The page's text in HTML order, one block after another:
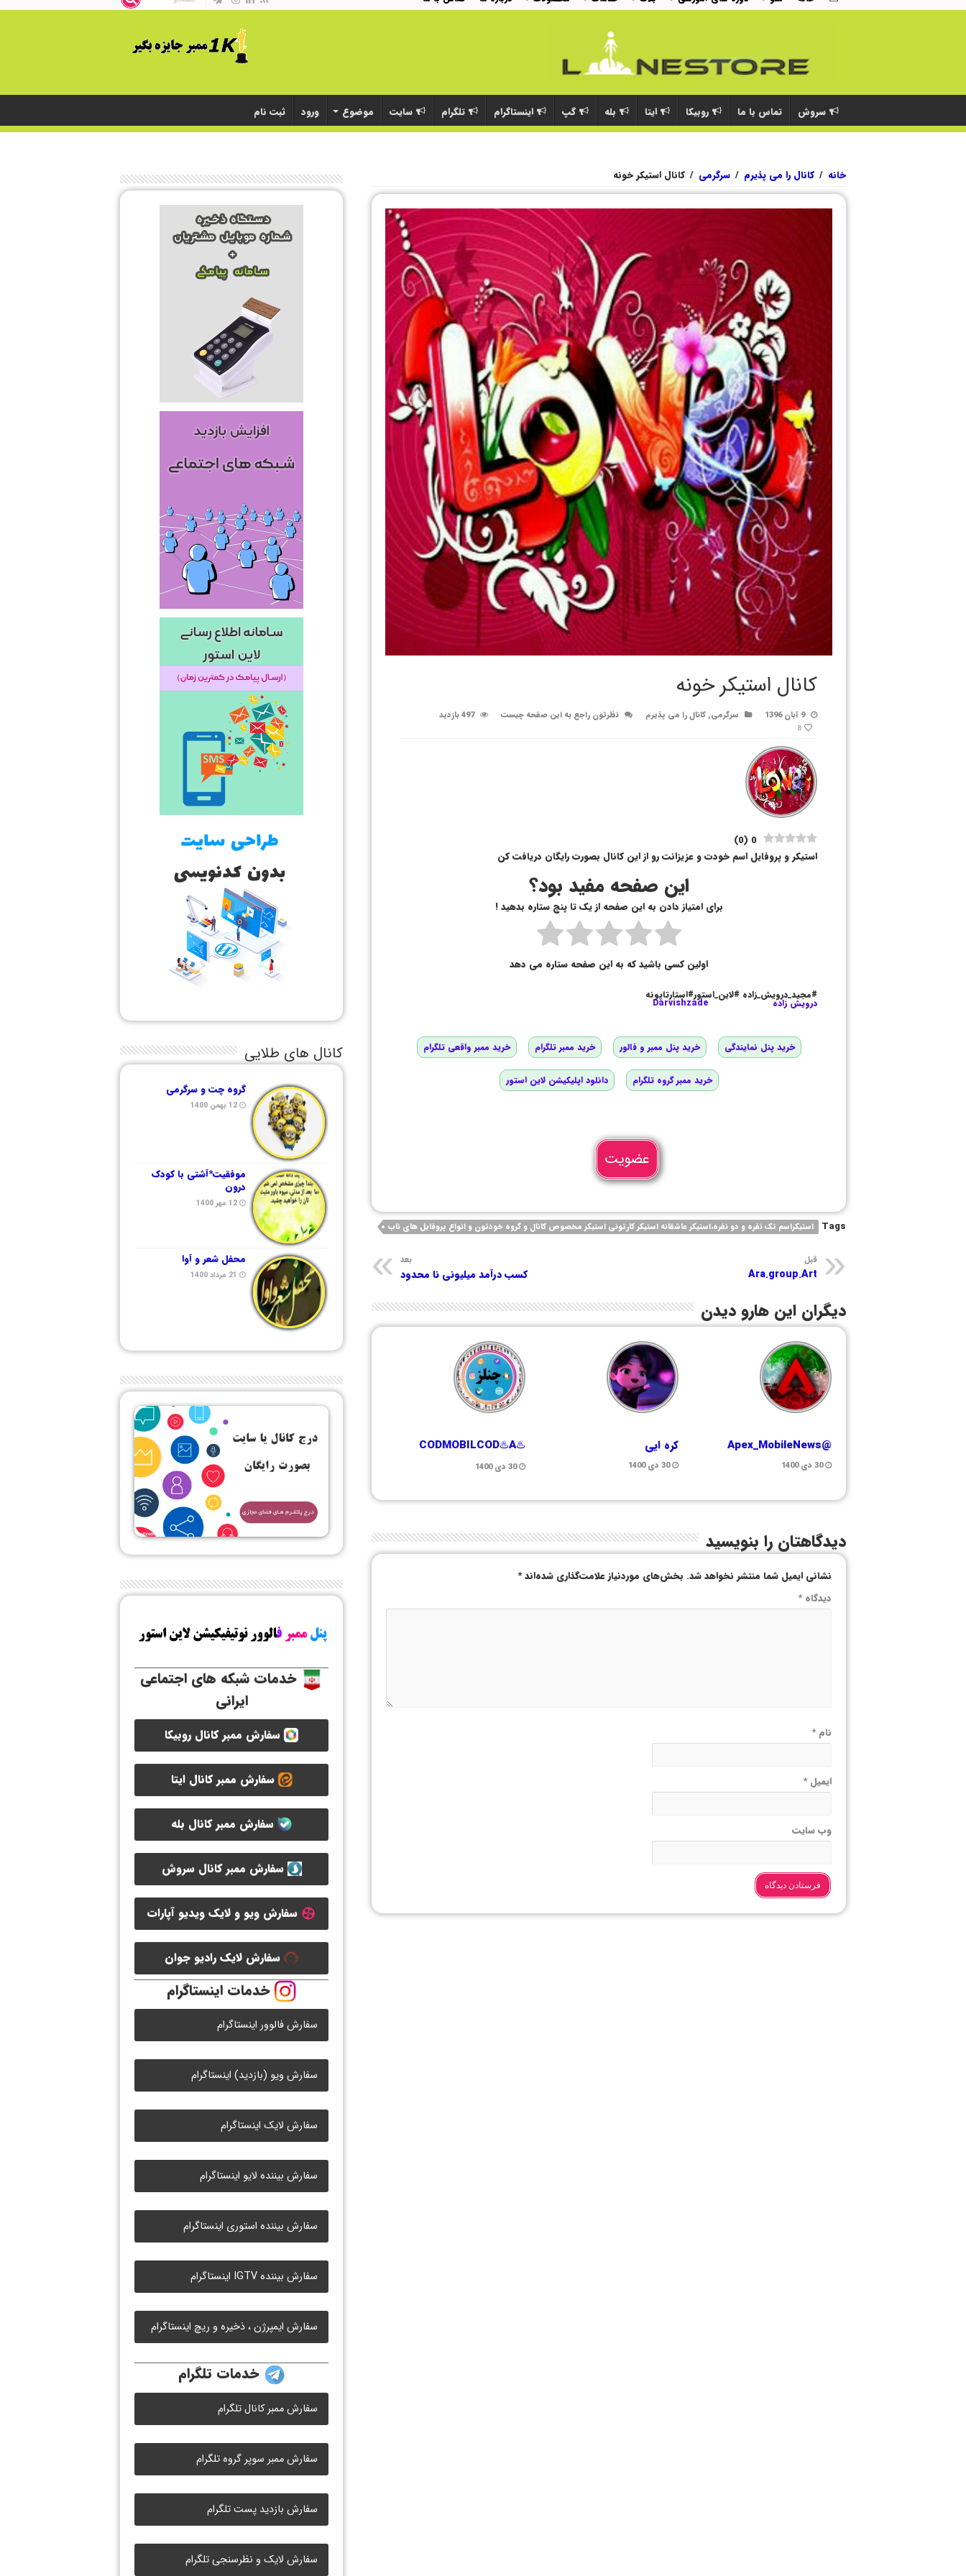
سروش تماس با ما روبیکا ایتا بله گپ اینستاگرام تلگرام سایت موضوع ورود ثبت نام
خانه / کانال را می پذیرم / سرگرمی / کانال استیکر خونه
کانال استیکر خونه
9 آبان 1396 سرگرمی,کانال را می پذیرم نظرتون راجع به این صفحه چیست 497 بازدید
8
0
(
0
)
استیکر و پروفایل اسم خودت و عزیزانت رو از این کانال بصورت رایگان دریافت کن
این صفحه مفید بود؟
برای امتیاز دادن به این صفحه از یک تا پنج ستاره بدهید !
اولین کسی باشید که به این صفحه ستاره می دهد
#مجید_درویش_زاده #لاین_استور#استارتاپونه
درویش زاده Darvishzade
خرید پنل نمایندگی خرید پنل ممبر و فالور خرید ممبر تلگرام خرید ممبر واقعی تلگرام
خرید ممبر گروه تلگرام دانلود اپلیکیشن لاین استور
عضویت
Tags استیکراسم تک نفره و دو نفره،استیکر عاشقانه استیکر کارتونی استیکر مخصوص کانال و گروه خودتون و انواع پروفایل های ناب
قبل
Ara.group.Art
بعد
کسب درآمد میلیونی نا محدود
دیگران این هارو دیدن
@Apex_MobileNews
30 دی 1400
کره ایی
30 دی 1400
♨️CODMOBILCOD♨️A
30 دی 1400
دیدگاهتان را بنویسید
نشانی ایمیل شما منتشر نخواهد شد. بخش‌های موردنیاز علامت‌گذاری شده‌اند*
دیدگاه*
نام*
ایمیل*
وب‌ سایت
کانال های طلایی
گروه چت و سرگرمی
12 بهمن 1400
موفقیت*آشتی با کودک
درون
12 مهر 1400
محفل شعر و آوا
21 مرداد 1400
خدمات شبکه های اجتماعی
ایرانی
سفارش ممبر کانال روبیکا
سفارش ممبر کانال ایتا
سفارش ممبر کانال بله
سفارش ممبر کانال سروش
سفارش ویو و لایک ویدیو آپارات
سفارش لایک رادیو جوان
خدمات اینستاگرام
سفارش فالوور اینستاگرام
سفارش ویو (بازدید) اینستاگرام
سفارش لایک اینستاگرام
سفارش بیننده لایو اینستاگرام
سفارش بیننده استوری اینستاگرام
سفارش بیننده IGTV اینستاگرام
سفارش ایمپرژن ، ذخیره و ریچ اینستاگرام
خدمات تلگرام
سفارش ممبر کانال تلگرام
سفارش ممبر سوپر گروه تلگرام
سفارش بازدید پست تلگرام
سفارش لایک و نظرسنجی تلگرام